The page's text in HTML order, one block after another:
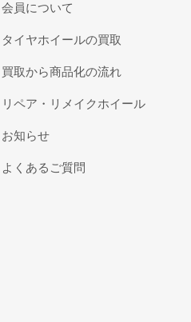
会員について
タイヤホイールの買取
買取から商品化の流れ
リペア・リメイクホイール
お知らせ
よくあるご質問